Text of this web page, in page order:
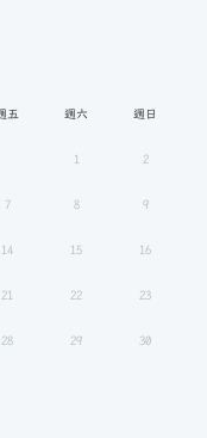
五 週六 週日
1 2
7 8 9
14 15 16
21 22 23
28 29 30